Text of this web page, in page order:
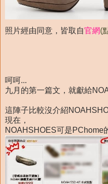
照片經由同意，皆取自官網(
呵呵...
九月的第一篇文，就獻給
這陣子比較沒介紹
現在，
NOAHSHOES可是PChome